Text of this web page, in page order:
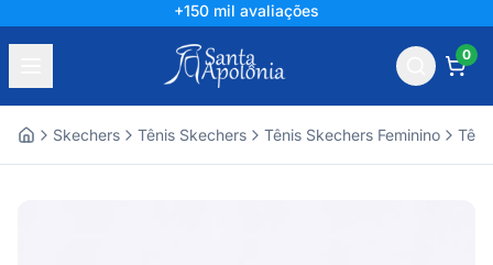
+150 mil avaliações
0
Skechers Tênis Skechers Tênis Skechers Feminino